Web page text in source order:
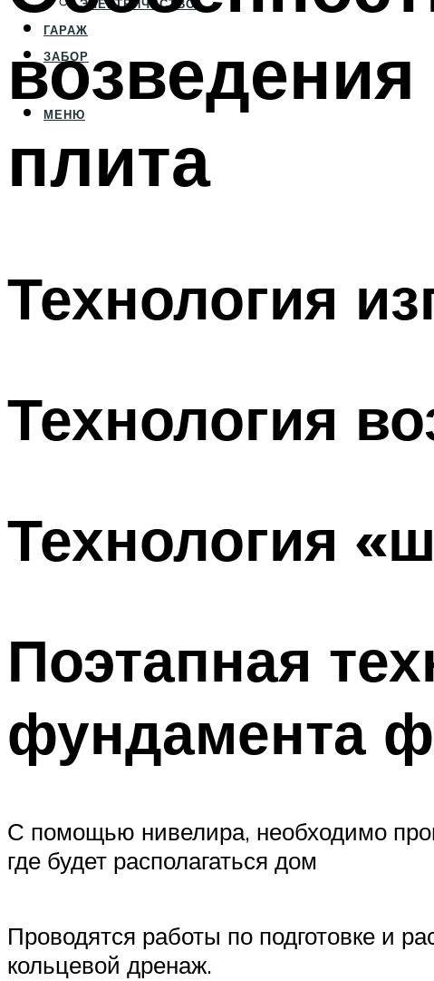
ЭЛЕКТРИЧЕСТВО
ГАРАЖ
ЗАБОР
МЕНЮ
плита
Технология
Технология
Технология
Поэтапная
фундамента
С помощью нивелира, необходимо
где будет располагаться дом
Проводятся работы по подготовке и
кольцевой дренаж.